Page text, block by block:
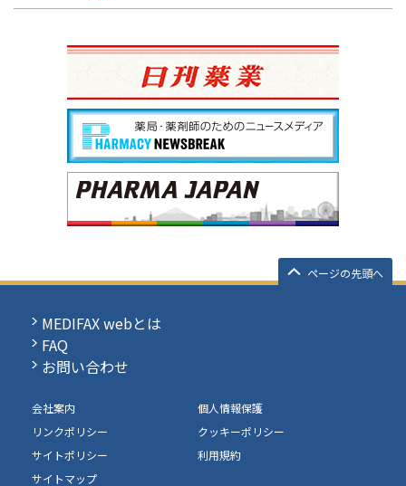
ページの先頭へ
MEDIFAX webとは
FAQ
お問い合わせ
会社案内
個人情報保護
リンクポリシー
クッキーポリシー
サイトポリシー
利用規約
サイトマップ